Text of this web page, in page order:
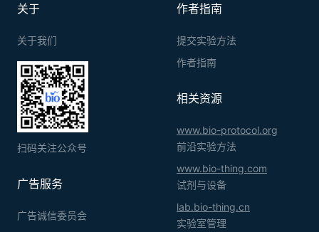
关于
关于我们
扫码关注公众号
广告服务
广告诚信委员会
作者指南
提交实验方法
作者指南
相关资源
www.bio-protocol.org
前沿实验方法
www.bio-thing.com
试剂与设备
lab.bio-thing.cn
实验室管理